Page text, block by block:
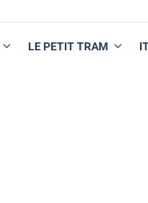
LE PETIT TRAM